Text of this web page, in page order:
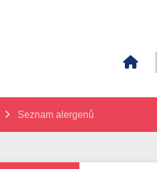
Seznam alergenů